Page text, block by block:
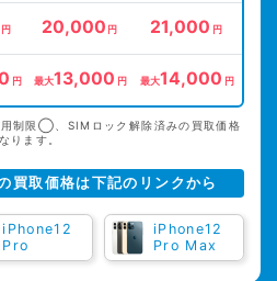
円 20,000 円 21,000 円
円 最大13,000 円 最大14,000 円
制限◯、SIMロック解除済みの買取価格
ります。
買取価格は下記のリンクから
iPhone12
Pro
iPhone12
Pro Max